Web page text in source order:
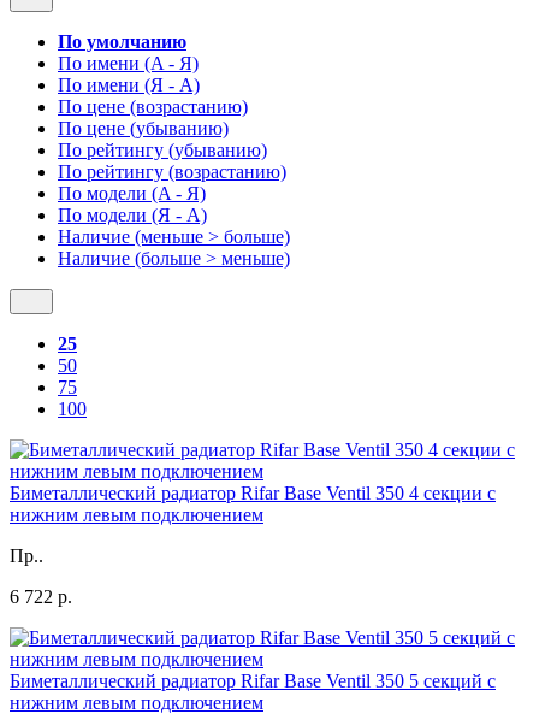
По умолчанию
По имени (A - Я)
По имени (Я - A)
По цене (возрастанию)
По цене (убыванию)
По рейтингу (убыванию)
По рейтингу (возрастанию)
По модели (A - Я)
По модели (Я - A)
Наличие (меньше > больше)
Наличие (больше > меньше)
25
50
75
100
Биметаллический радиатор Rifar Base Ventil 350 4 секции с
нижним левым подключением
Пр..
6 722 р.
Биметаллический радиатор Rifar Base Ventil 350 5 секций с
нижним левым подключением